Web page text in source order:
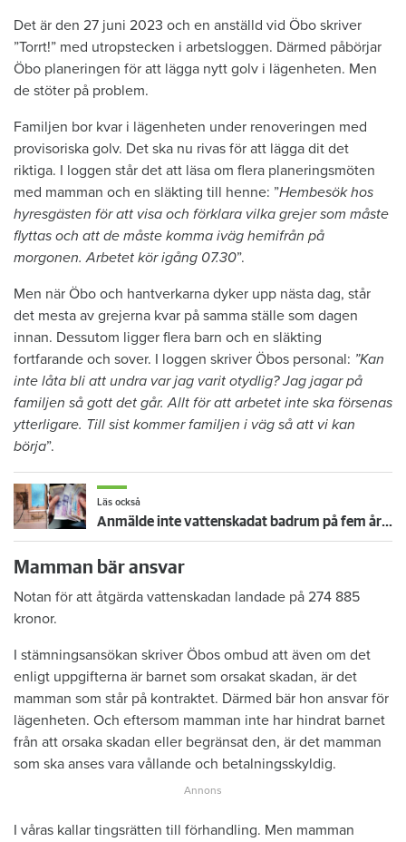
Det är den 27 juni 2023 och en anställd vid Öbo skriver
”Torrt!” med utropstecken i arbetsloggen. Därmed påbörjar
Öbo planeringen för att lägga nytt golv i lägenheten. Men
de stöter på problem.
Familjen bor kvar i lägenheten under renoveringen med
provisoriska golv. Det ska nu rivas för att lägga dit det
riktiga. I loggen står det att läsa om flera planeringsmöten
med mamman och en släkting till henne: ”Hembesök hos
hyresgästen för att visa och förklara vilka grejer som måste
flyttas och att de måste komma iväg hemifrån på
morgonen. Arbetet kör igång 07.30”.
Men när Öbo och hantverkarna dyker upp nästa dag, står
det mesta av grejerna kvar på samma ställe som dagen
innan. Dessutom ligger flera barn och en släkting
fortfarande och sover. I loggen skriver Öbos personal: ”Kan
inte låta bli att undra var jag varit otydlig? Jag jagar på
familjen så gott det går. Allt för att arbetet inte ska försenas
ytterligare. Till sist kommer familjen i väg så att vi kan
börja”.
Läs också
Anmälde inte vattenskadat badrum på fem år – krävs på 125 000 kronor
Mamman bär ansvar
Notan för att åtgärda vattenskadan landade på 274 885
kronor.
I stämningsansökan skriver Öbos ombud att även om det
enligt uppgifterna är barnet som orsakat skadan, är det
mamman som står på kontraktet. Därmed bär hon ansvar för
lägenheten. Och eftersom mamman inte har hindrat barnet
från att orsaka skadan eller begränsat den, är det mamman
som ska anses vara vållande och betalningsskyldig.
I våras kallar tingsrätten till förhandling. Men mamman